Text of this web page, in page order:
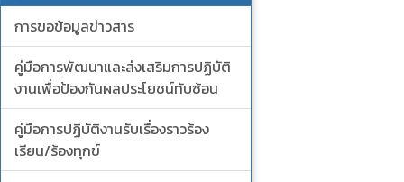
การขอข้อมูลข่าวสาร
คู่มือการพัฒนาและส่งเสริมการปฏิบัติ
งานเพื่อป้องกันผลประโยชน์ทับซ้อน
คู่มือการปฏิบัติงานรับเรื่องราวร้อง
เรียน/ร้องทุกข์